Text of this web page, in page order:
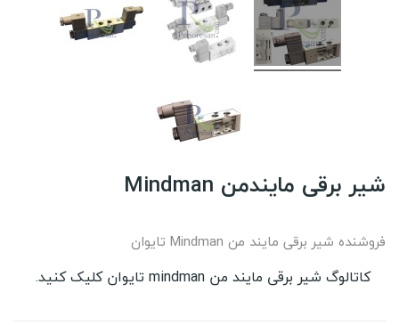
شیر برقی مایندمن Mindman
فروشنده شیر برقی مایند من Mindman تایوان
کاتالوگ شیر برقی مایند من mindman تایوان کلیک کنید.